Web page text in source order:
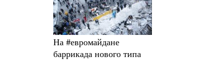
На #евромайдане
баррикада нового типа